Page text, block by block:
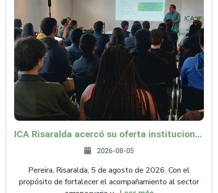
ICA Risaralda acercó su oferta institucional a productores y emprendedores en Expocamello
2026-08-05
Pereira, Risaralda, 5 de agosto de 2026. Con el
propósito de fortalecer el acompañamiento al sector